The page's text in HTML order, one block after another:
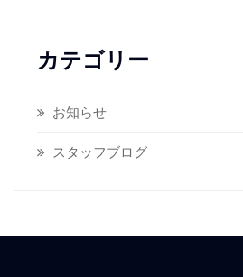
カテゴリー
お知らせ
スタッフブログ